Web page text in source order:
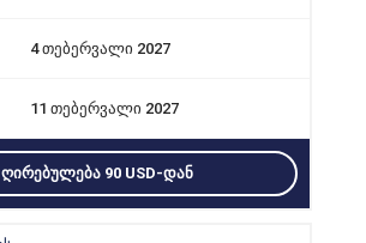
4 თებერვალი 2027
11 თებერვალი 2027
ᲦᲘᲠᲔᲑᲣᲚᲔᲑᲐ 90 USD-ᲓᲐᲜ